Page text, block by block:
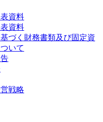
資料
資料
づく財務書類及び固定資
いて
戦略